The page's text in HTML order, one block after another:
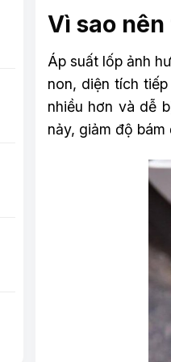
Vì sao
Áp suất lốp ảnh
non, diện tích
nhiều hơn và dễ
nảy, giảm độ